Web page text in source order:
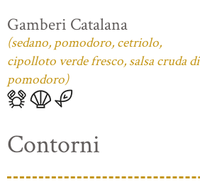
Gamberi Catalana
(sedano, pomodoro, cetriolo,
cipolloto verde fresco, salsa cruda di
pomodoro)
Contorni